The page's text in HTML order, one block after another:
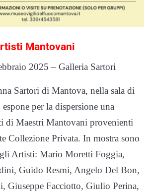
Mantovani
2025 – Galleria Sartori
Sartori di Mantova, nella sala di
per la dispersione una
di Maestri Mantovani provenienti
Collezione Privata. In mostra sono
Artisti: Mario Moretti Foggia,
Guido Resmi, Angelo Del Bon,
Giuseppe Facciotto, Giulio Perina,